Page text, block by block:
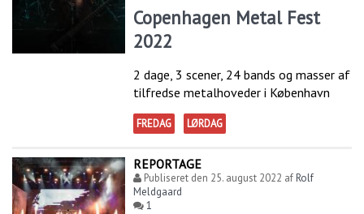
Copenhagen Metal Fest
2022
2 dage, 3 scener, 24 bands og masser af
tilfredse metalhoveder i København
FREDAG LØRDAG
REPORTAGE
Publiseret den 25. august 2022 afRolf
Meldgaard
1